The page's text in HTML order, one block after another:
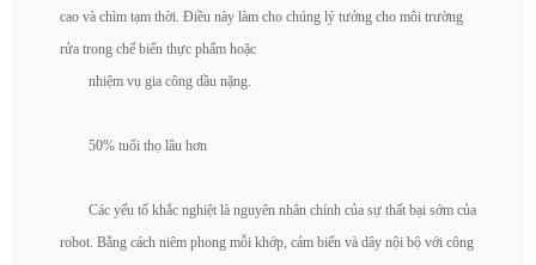
cao và chìm tạm thời. Điều này làm cho chúng lý tưởng cho môi trường
rửa trong chế biến thực phẩm hoặc
nhiệm vụ gia công dầu nặng.
50% tuổi thọ lâu hơn
Các yếu tố khắc nghiệt là nguyên nhân chính của sự thất bại sớm của
robot. Bằng cách niêm phong mỗi khớp, cảm biến và dây nội bộ với công